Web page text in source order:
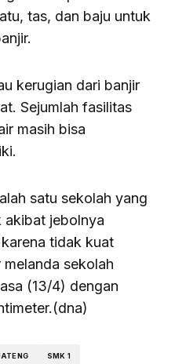
tas, dan baju untuk
kerugian dari banjir
Sejumlah fasilitas
masih bisa
satu sekolah yang
akibat jebolnya
tidak kuat
melanda sekolah
(13/4) dengan
SMK 1